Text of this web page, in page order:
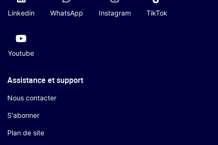
Linkedin WhatsApp Instagram TikTok
Youtube
Assistance et support
Nous contacter
S'abonner
Plan de site